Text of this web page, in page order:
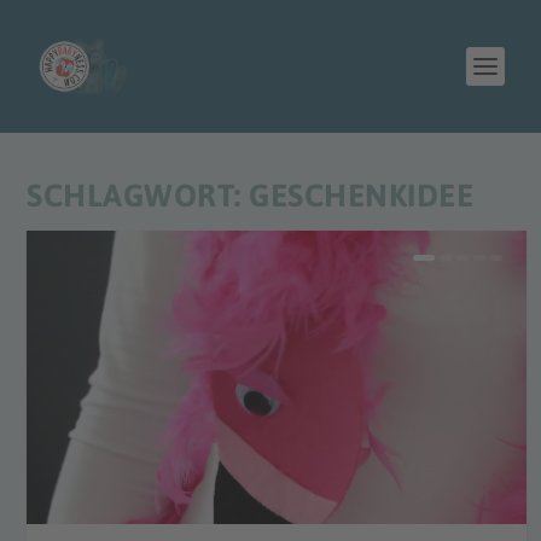
SCHLAGWORT: GESCHENKIDEE